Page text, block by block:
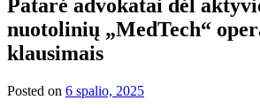
Patarė advokatai dėl
nuotolinių „MedTech“
klausimais
Posted on 6 spalio, 2025